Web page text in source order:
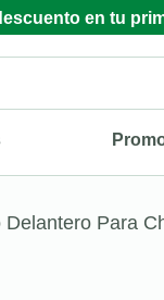
en tu
Para